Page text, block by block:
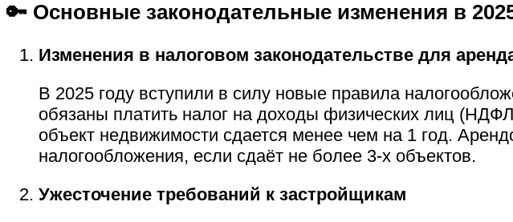
🔑 Основные законодательные изменения в
Изменения в налоговом законодательстве для
В 2025 году вступили в силу новые правила
обязаны платить налог на доходы физических лиц
объект недвижимости сдается менее чем на 1 год.
налогообложения, если сдаёт не более 3-х объектов.
Ужесточение требований к застройщикам